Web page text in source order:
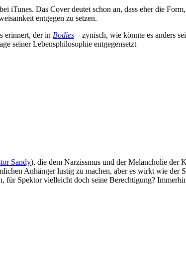
iTunes. Das Cover deutet schon an, dass eher die
entgegen zu setzen.
erinnert, der in Bodies – zynisch, wie könnte es anders
seiner Lebensphilosophie entgegensetzt
Sandy), die dem Narzissmus und der Melancholie der
Anhänger lustig zu machen, aber es wirkt wie
für Spektor vielleicht doch seine Berechtigung?